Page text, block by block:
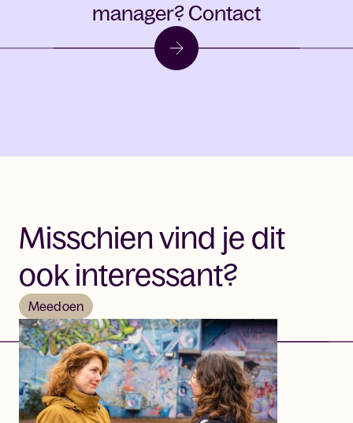
manager? Contact
Misschien vind je dit
ook interessant?
Meedoen